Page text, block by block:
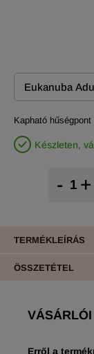
Kapható
Készleten,
+
-
TERMÉKLEÍRÁS
ÖSSZETÉTEL
Erről a